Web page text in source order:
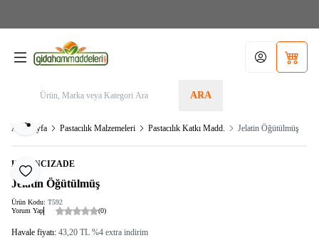
ARA
HesabımSepetim
Ana Sayfa Pastacılık Malzemeleri Pastacılık Katkı Madd. Jelatin Öğütülmüş
Favoriye Ekle
Paylaş
HAVANCIZADE
Jelatin Öğütülmüş
Ürün Kodu: T592
Yorum Yap
(0)
Havale fiyatı: 43,20 TL %4 extra indirim